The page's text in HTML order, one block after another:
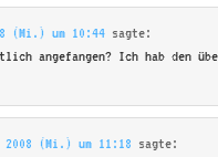
(Mi.) um 10:44 sagte:
angefangen? Ich hab den
2008 (Mi.) um 11:18 sagte: